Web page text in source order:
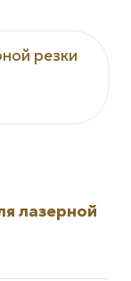
резки
лазерной